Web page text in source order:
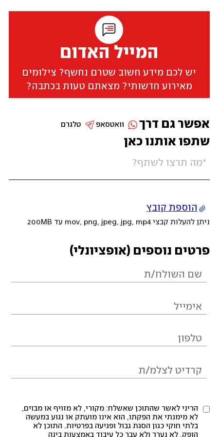
המייל האדום
יש לכם מידע חשוב שטרם נחשף? צילומים
מאירוע חדשותי? מצאתם טעות בכתבה?
שתפו אותנו כאן
הוספת קובץ
ניתן להעלות קבצי mov, png, jpeg, jpg, mp4 עד 200MB
פרטים נוספים (אופציונלי)
הריני לאשר שהתוכן שאשלח: מקורי, לא מזויף או מבוים,
לא מימנתי את הפקתו, הוא אינו מועתק או נגוע במעשה
בלתי חוקי כגון הסגת גבול ופגיעה בפרטיות. התוכן לא
הופק, לא נערך ולא עבר כל עיבוד באמצעות בינה
אפשר גם דרך טלגרם וואטסאפ